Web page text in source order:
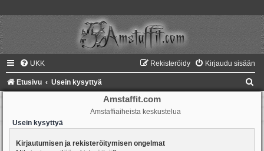
UKK Kirjaudu sisään
Rekisteröidy
Etusivu Usein kysyttyä
Amstaffit.com
Amstaffiaiheista keskustelua
Usein kysyttyä
Kirjautumisen ja rekisteröitymisen ongelmat